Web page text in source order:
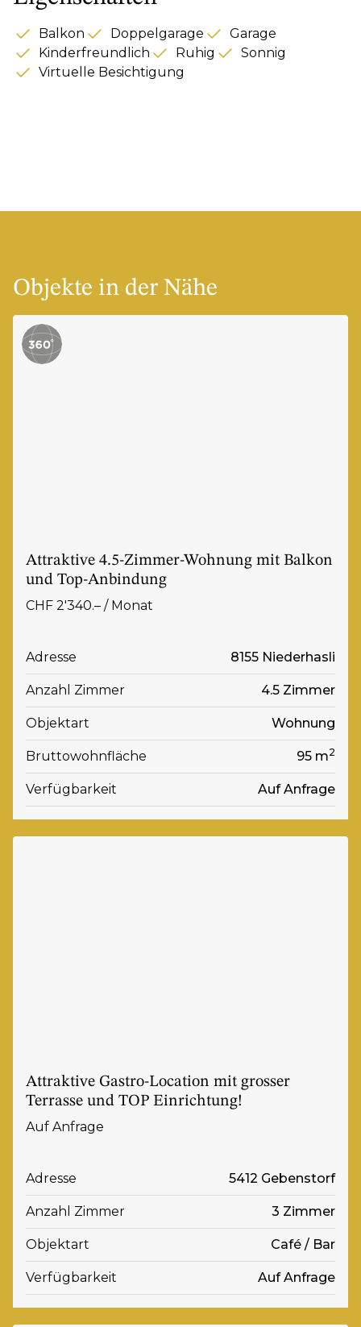
Balkon Doppelgarage
Garage
Kinderfreundlich
Ruhig
Sonnig
Virtuelle Besichtigung
Objekte in der Nähe
Attraktive 4.5-Zimmer-Wohnung mit Balkon
und Top-Anbindung
CHF 2'340.– / Monat
Adresse 8155 Niederhasli
Anzahl Zimmer 4.5 Zimmer
Objektart Wohnung
Bruttowohnfläche 95 m2
Verfügbarkeit Auf Anfrage
Attraktive Gastro-Location mit grosser
Terrasse und TOP Einrichtung!
Auf Anfrage
Adresse 5412 Gebenstorf
Anzahl Zimmer 3 Zimmer
Objektart Café / Bar
Verfügbarkeit Auf Anfrage